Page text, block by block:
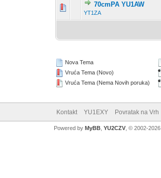
70cmPA YU1AW
YT1ZA
Nova Tema
Vruća Tema (Novo)
Vruća Tema (Nema Novih poruka)
Kontakt YU1EXY Povratak na Vrh
Powered by MyBB, YU2CZV, © 2002-2026